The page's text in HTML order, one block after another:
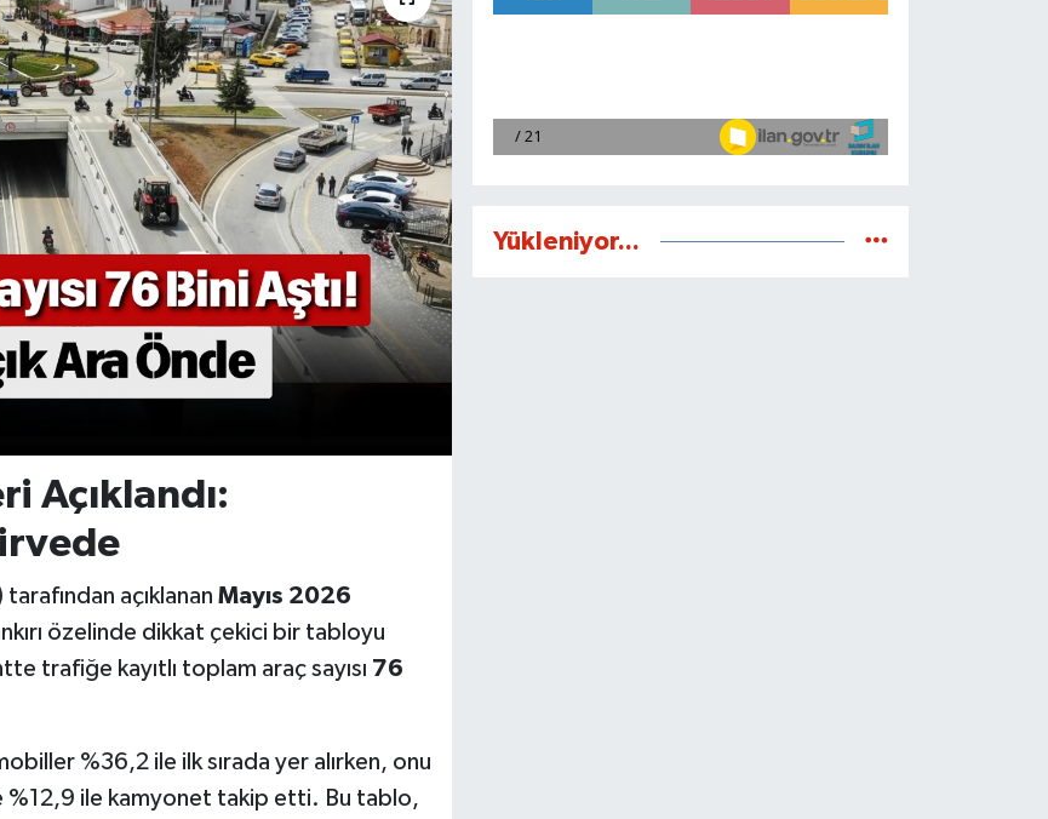
Açıklandı:
açıklanan Mayıs 2026
özelinde dikkat çekici bir tabloyu
trafiğe kayıtlı toplam araç sayısı 76
%36,2 ile ilk sırada yer alırken, onu
ile kamyonet takip etti. Bu tablo,
Yükleniyor...